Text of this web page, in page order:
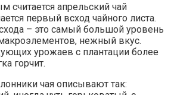
считается апрельский чай
первый всход чайного листа.
– это самый большой уровень
нежный вкус.
урожаев с плантации более
горчит.
чая описывают так: